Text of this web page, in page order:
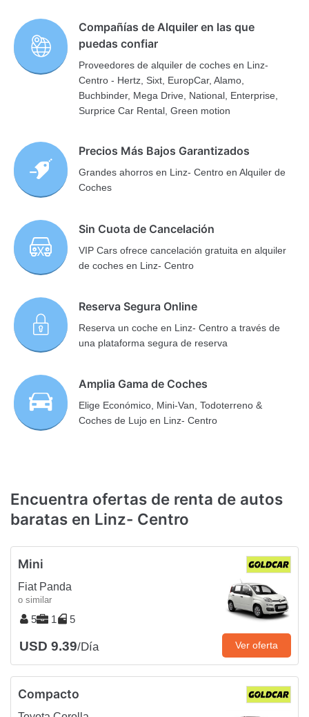
Compañías de Alquiler en las que
puedas confiar
Proveedores de alquiler de coches en Linz-
Centro - Hertz, Sixt, EuropCar, Alamo,
Buchbinder, Mega Drive, National, Enterprise,
Surprice Car Rental, Green motion
Precios Más Bajos Garantizados
Grandes ahorros en Linz- Centro en Alquiler de
Coches
Sin Cuota de Cancelación
VIP Cars ofrece cancelación gratuita en alquiler
de coches en Linz- Centro
Reserva Segura Online
Reserva un coche en Linz- Centro a través de
una plataforma segura de reserva
Amplia Gama de Coches
Elige Económico, Mini-Van, Todoterreno &
Coches de Lujo en Linz- Centro
Encuentra ofertas de renta de autos
baratas en Linz- Centro
Mini
Fiat Panda
o similar
5 1 5
USD 9.39/Día Ver oferta
Compacto